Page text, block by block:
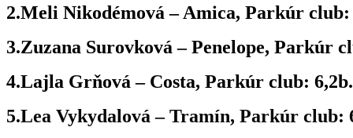
2.Meli Nikodémová – Amica, Parkúr club:
3.Zuzana Surovková – Penelope, Parkúr
4.Lajla Grňová – Costa, Parkúr club:
5.Lea Vykydalová – Tramín, Parkúr club: